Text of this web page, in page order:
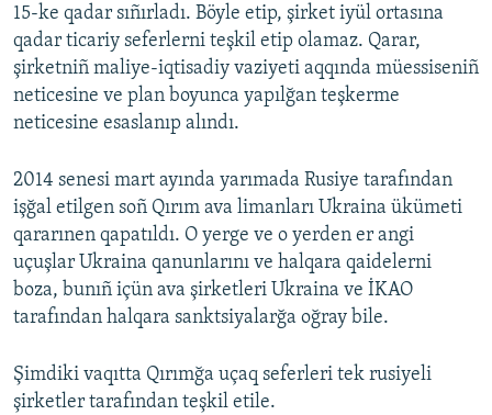
15-ke qadar sıñırladı. Böyle etip, şirket iyül ortasına
qadar ticariy seferlerni teşkil etip olamaz. Qarar,
şirketniñ maliye-iqtisadiy vaziyeti aqqında müessiseniñ
neticesine ve plan boyunca yapılğan teşkerme
neticesine esaslanıp alındı.
2014 senesi mart ayında yarımada Rusiye tarafından
işğal etilgen soñ Qırım ava limanları Ukraina ükümeti
qararınen qapatıldı. O yerge ve o yerden er angi
uçuşlar Ukraina qanunlarını ve halqara qaidelerni
boza, bunıñ içün ava şirketleri Ukraina ve İKAO
tarafından halqara sanktsiyalarğa oğray bile.
Şimdiki vaqıtta Qırımğa uçaq seferleri tek rusiyeli
şirketler tarafından teşkil etile.